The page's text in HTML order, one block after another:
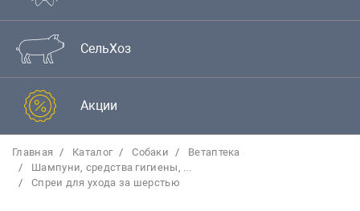
СельХоз
Акции
Главная Каталог Собаки
Bетаптека
Шампуни, средства гигиены, ...
Спреи для ухода за шерстью